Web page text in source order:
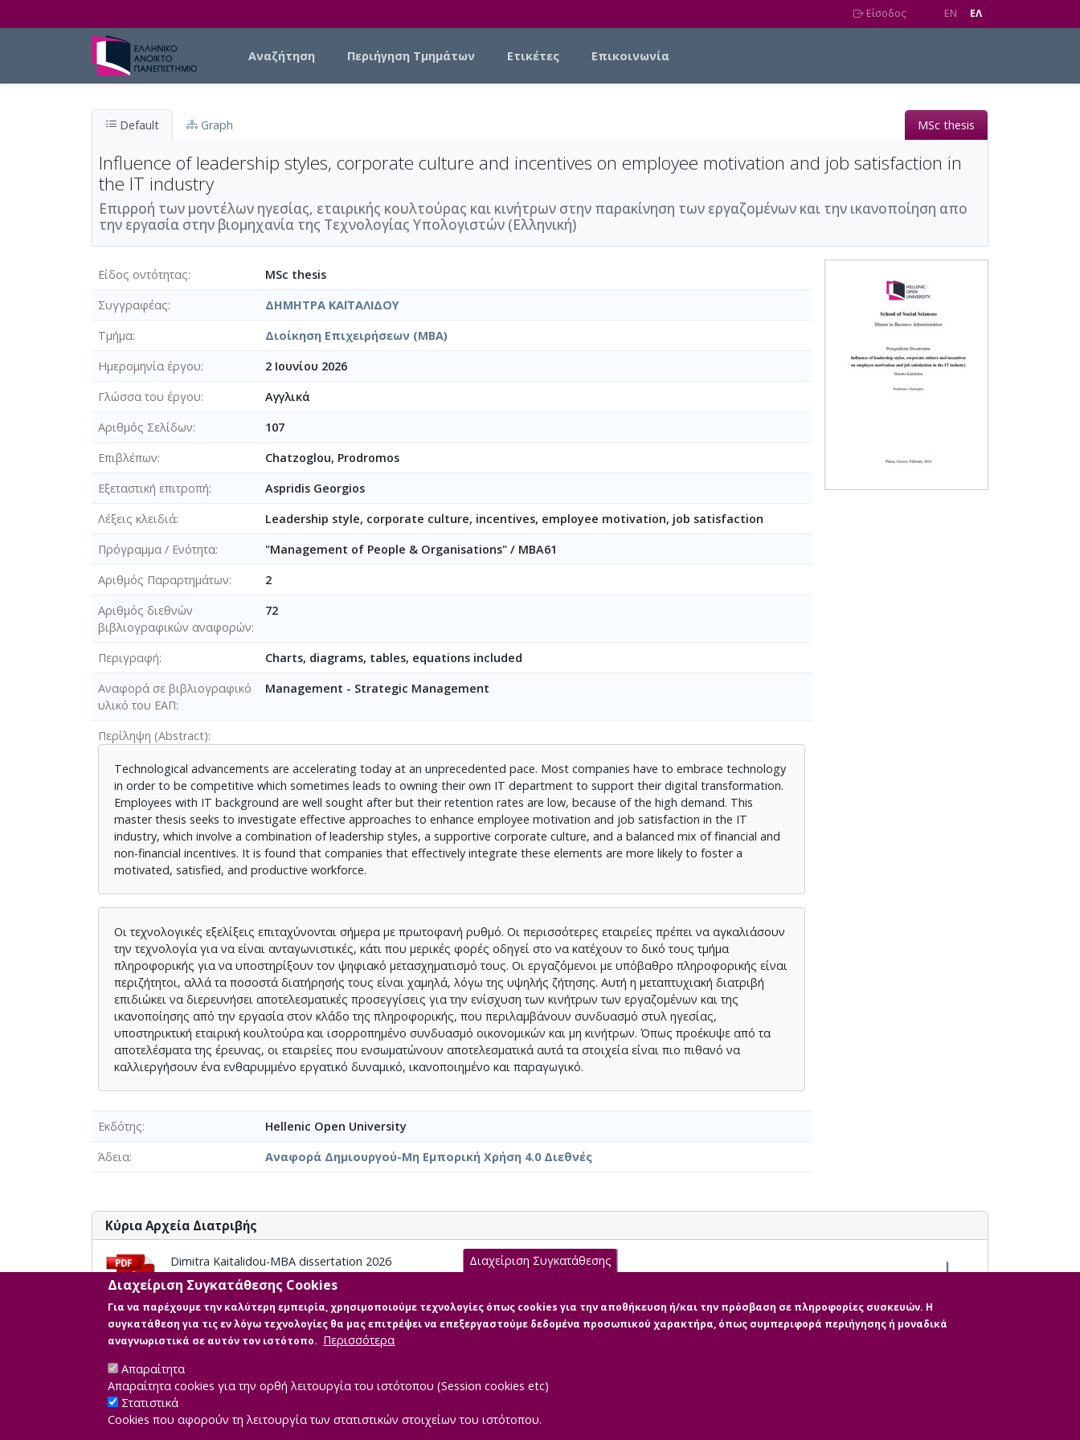
Είσοδος EN EΛ
Αναζήτηση Περιήγηση Τμημάτων Ετικέτες Επικοινωνία
Default Graph MSc thesis
Influence of leadership styles, corporate culture and incentives on employee motivation and job satisfaction in
the IT industry
Επιρροή των μοντέλων ηγεσίας, εταιρικής κουλτούρας και κινήτρων στην παρακίνηση των εργαζομένων και την ικανοποίηση απο
την εργασία στην βιομηχανία της Τεχνολογίας Υπολογιστών (Ελληνική)
Είδος οντότητας
MSc thesis
Συγγραφέας
ΔΗΜΗΤΡΑ ΚΑΪΤΑΛΙΔΟΥ
Τμήμα
Διοίκηση Επιχειρήσεων (MBA)
Ημερομηνία έργου
2 Ιουνίου 2026
Γλώσσα του έργου
Αγγλικά
Αριθμός Σελίδων
107
Επιβλέπων
Chatzoglou, Prodromos
Εξεταστική επιτροπή
Aspridis Georgios
Λέξεις κλειδιά
Leadership style, corporate culture, incentives, employee motivation, job satisfaction
Πρόγραμμα / Ενότητα
"Management of People & Organisations" / MBA61
Αριθμός Παραρτημάτων
2
Αριθμός διεθνών
βιβλιογραφικών αναφορών
72
Περιγραφή
Charts, diagrams, tables, equations included
Αναφορά σε βιβλιογραφικό
υλικό του ΕΑΠ
Management - Strategic Management
Περίληψη (Abstract)
Technological advancements are accelerating today at an unprecedented pace. Most companies have to embrace technology
in order to be competitive which sometimes leads to owning their own IT department to support their digital transformation.
Employees with IT background are well sought after but their retention rates are low, because of the high demand. This
master thesis seeks to investigate effective approaches to enhance employee motivation and job satisfaction in the IT
industry, which involve a combination of leadership styles, a supportive corporate culture, and a balanced mix of financial and
non-financial incentives. It is found that companies that effectively integrate these elements are more likely to foster a
motivated, satisfied, and productive workforce.
Οι τεχνολογικές εξελίξεις επιταχύνονται σήμερα με πρωτοφανή ρυθμό. Οι περισσότερες εταιρείες πρέπει να αγκαλιάσουν
την τεχνολογία για να είναι ανταγωνιστικές, κάτι που μερικές φορές οδηγεί στο να κατέχουν το δικό τους τμήμα
πληροφορικής για να υποστηρίξουν τον ψηφιακό μετασχηματισμό τους. Οι εργαζόμενοι με υπόβαθρο πληροφορικής είναι
περιζήτητοι, αλλά τα ποσοστά διατήρησής τους είναι χαμηλά, λόγω της υψηλής ζήτησης. Αυτή η μεταπτυχιακή διατριβή
επιδιώκει να διερευνήσει αποτελεσματικές προσεγγίσεις για την ενίσχυση των κινήτρων των εργαζομένων και της
ικανοποίησης από την εργασία στον κλάδο της πληροφορικής, που περιλαμβάνουν συνδυασμό στυλ ηγεσίας,
υποστηρικτική εταιρική κουλτούρα και ισορροπημένο συνδυασμό οικονομικών και μη κινήτρων. Όπως προέκυψε από τα
αποτελέσματα της έρευνας, οι εταιρείες που ενσωματώνουν αποτελεσματικά αυτά τα στοιχεία είναι πιο πιθανό να
καλλιεργήσουν ένα ενθαρυμμένο εργατικό δυναμικό, ικανοποιημένο και παραγωγικό.
Εκδότης
Hellenic Open University
Άδεια
Αναφορά Δημιουργού-Μη Εμπορική Χρήση 4.0 Διεθνές
Κύρια Αρχεία Διατριβής
Dimitra Kaitalidou-MBA dissertation 2026
Περιγραφή: Dimitra Kaitalidou-MBA dissertation 2026.pdf (pdf)
Μέγεθος: 1.2 MB
Developed byINTEROPTICS|Powered byReasonableGraph.org
Διαχείριση Συγκατάθεσης
Διαχείριση Συγκατάθεσης Cookies
Για να παρέχουμε την καλύτερη εμπειρία, χρησιμοποιούμε τεχνολογίες όπως cookies για την αποθήκευση ή/και την πρόσβαση σε πληροφορίες συσκευών. Η
συγκατάθεση για τις εν λόγω τεχνολογίες θα μας επιτρέψει να επεξεργαστούμε δεδομένα προσωπικού χαρακτήρα, όπως συμπεριφορά περιήγησης ή μοναδικά
αναγνωριστικά σε αυτόν τον ιστότοπο. Περισσότερα
Απαραίτητα
Απαραίτητα cookies για την ορθή λειτουργία του ιστότοπου (Session cookies etc)
Στατιστικά
Cookies που αφορούν τη λειτουργία των στατιστικών στοιχείων του ιστότοπου.